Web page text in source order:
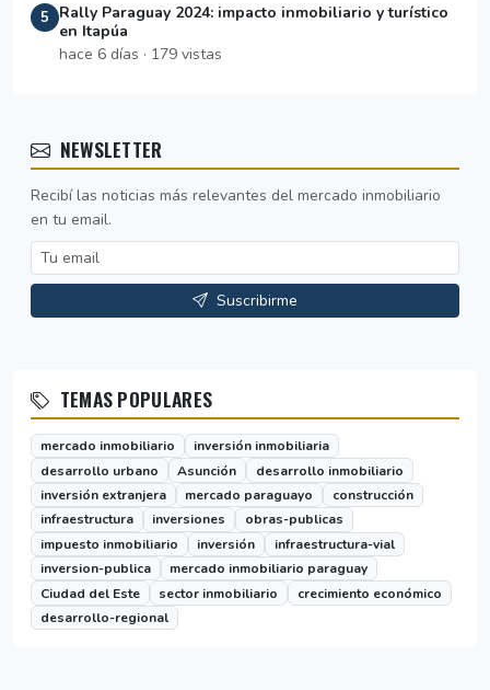
5
Rally Paraguay 2024: impacto inmobiliario y turístico
en Itapúa
hace 6 días · 179 vistas
NEWSLETTER
Recibí las noticias más relevantes del mercado inmobiliario
en tu email.
Suscribirme
TEMAS POPULARES
mercado inmobiliario
inversión inmobiliaria
desarrollo urbano
Asunción
desarrollo inmobiliario
inversión extranjera
mercado paraguayo
construcción
infraestructura
inversiones
obras-publicas
impuesto inmobiliario
inversión
infraestructura-vial
inversion-publica
mercado inmobiliario paraguay
Ciudad del Este
sector inmobiliario
crecimiento económico
desarrollo-regional